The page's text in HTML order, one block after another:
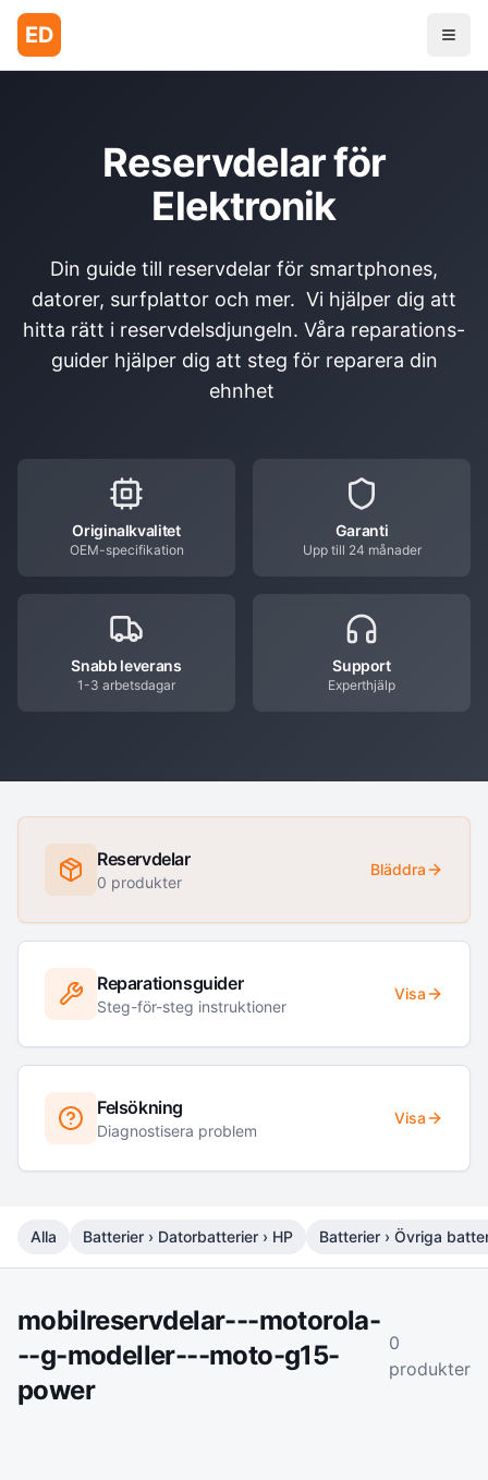
ED
Reservdelar för
Elektronik
Din guide till reservdelar för smartphones,
datorer, surfplattor och mer. Vi hjälper dig att
hitta rätt i reservdelsdjungeln. Våra reparations-
guider hjälper dig att steg för reparera din
ehnhet
Originalkvalitet
OEM-specifikation
Garanti
Upp till 24 månader
Snabb leverans
1-3 arbetsdagar
Support
Experthjälp
Reservdelar
0 produkter
Bläddra
Reparationsguider
Steg-för-steg instruktioner
Visa
Felsökning
Diagnostisera problem
Visa
Alla Batterier › Datorbatterier › HP Batterier › Övriga
mobilreservdelar---motorola-
--g-modeller---moto-g15-
power
0
produkter